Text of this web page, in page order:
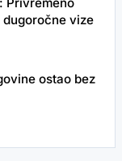
dugoročne vize
ostao bez